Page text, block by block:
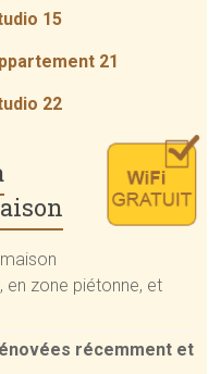
15
21
22
en zone piétonne, et
récemment et